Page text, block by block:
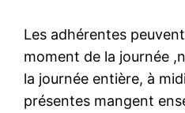
Les adhérentes
moment de la journée
la journée entière, à
présentes mangent